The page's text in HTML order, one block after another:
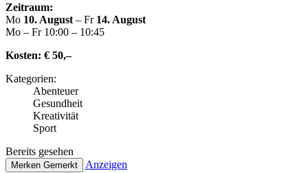
Zeitraum:
Mo 10. August – Fr 14. August
Mo – Fr 10:00 – 10:45
Kosten: € 50,–
Kate­go­rien:
Abenteuer
Gesund­heit
Krea­ti­vi­tät
Sport
Bereits gesehen
Merken Gemerkt
Anzeigen